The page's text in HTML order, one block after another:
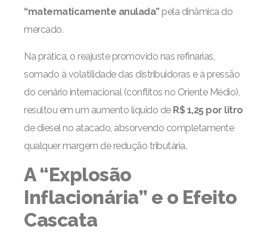
“matematicamente anulada”pela dinâmica do
mercado.
Na prática, o reajuste promovido nas refinarias,
somado à volatilidade das distribuidoras e à pressão
do cenário internacional (conflitos no Oriente Médio),
resultou em um aumento líquido de R$ 1,25 por litro
de diesel no atacado, absorvendo completamente
qualquer margem de redução tributária.
A “Explosão
Inflacionária” e o Efeito
Cascata